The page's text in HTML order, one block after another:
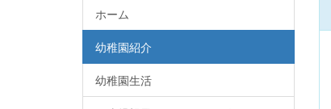
ホーム
幼稚園紹介
幼稚園生活